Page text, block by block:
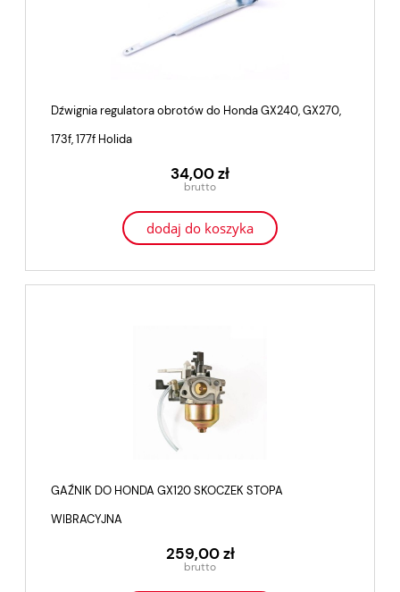
Dźwignia regulatora obrotów do Honda GX240, GX270,
173f, 177f Holida
34,00 zł
dodaj do koszyka
GAŹNIK DO HONDA GX120 SKOCZEK STOPA
WIBRACYJNA
259,00 zł